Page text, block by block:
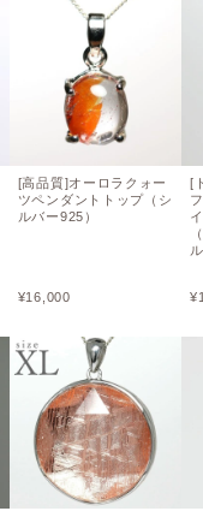
[高品質]オーロラクォー
ツペンダントトップ（シ
ルバー925）
¥16,000
[
¥